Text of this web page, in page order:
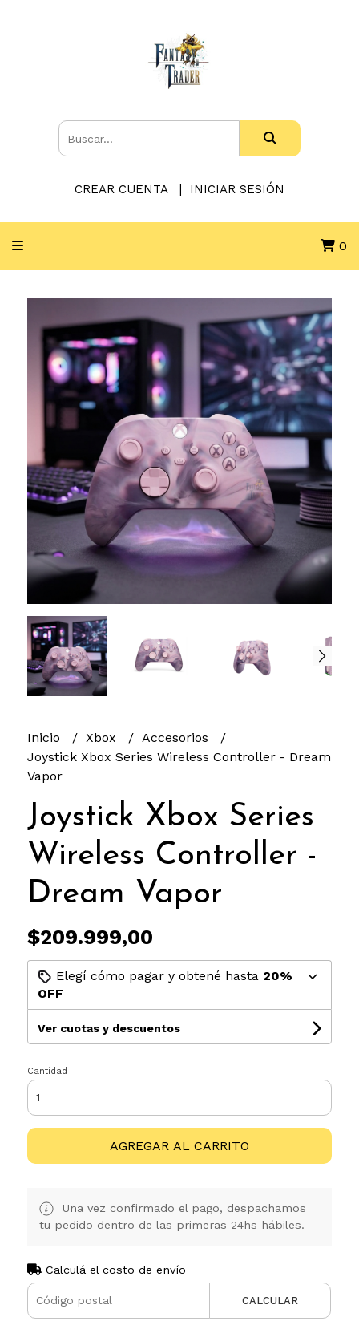
CREAR CUENTA INICIAR SESIÓN
0
Inicio Xbox
Accesorios
Joystick Xbox Series Wireless Controller - Dream
Vapor
Joystick Xbox Series
Wireless Controller -
Dream Vapor
$209.999,00
Elegí cómo pagar y obtené hasta 20%
OFF
Ver cuotas y descuentos
Cantidad
AGREGAR AL CARRITO
Una vez confirmado el pago, despachamos
tu pedido dentro de las primeras 24hs hábiles.
Calculá el costo de envío
CALCULAR